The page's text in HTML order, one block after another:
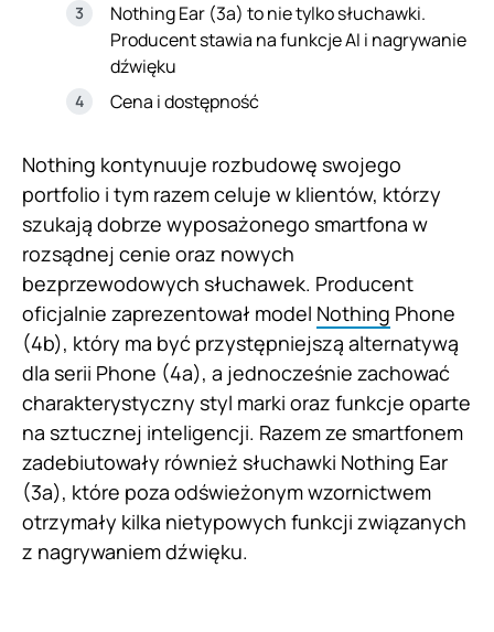
Nothing Ear (3a) to nie tylko słuchawki.
Producent stawia na funkcje AI i nagrywanie
dźwięku
Cena i dostępność
Nothing kontynuuje rozbudowę swojego
portfolio i tym razem celuje w klientów, którzy
szukają dobrze wyposażonego smartfona w
rozsądnej cenie oraz nowych
bezprzewodowych słuchawek. Producent
oficjalnie zaprezentował model Nothing Phone
(4b), który ma być przystępniejszą alternatywą
dla serii Phone (4a), a jednocześnie zachować
charakterystyczny styl marki oraz funkcje oparte
na sztucznej inteligencji. Razem ze smartfonem
zadebiutowały również słuchawki Nothing Ear
(3a), które poza odświeżonym wzornictwem
otrzymały kilka nietypowych funkcji związanych
z nagrywaniem dźwięku.